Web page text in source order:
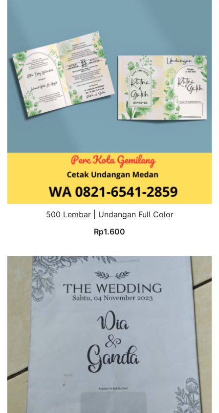
500 Lembar | Undangan Full Color
Rp1.600